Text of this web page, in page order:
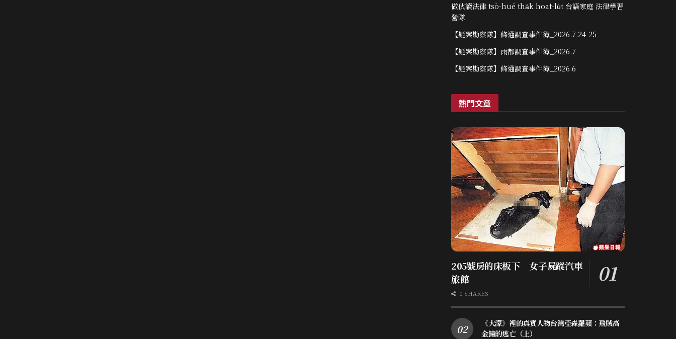
做伙讀法律 tsò-hué tha̍k hoat-lu̍t 台語家庭 法律學習
營隊
【疑案勘察隊】條通調查事件簿_2026.7.24-25
【疑案勘察隊】雨都調查事件簿_2026.7
【疑案勘察隊】條通調查事件簿_2026.6
熱門文章
205號房的床板下 女子屍蹤汽車
旅館
0 SHARES
《大濛》裡的真實人物台灣亞森羅蘋：飛賊高
金鐘的逃亡（上）